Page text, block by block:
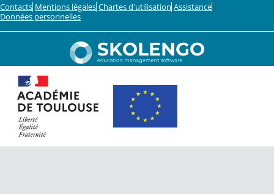
Contacts Mentions légales Chartes d'utilisation Assistance
Données personnelles